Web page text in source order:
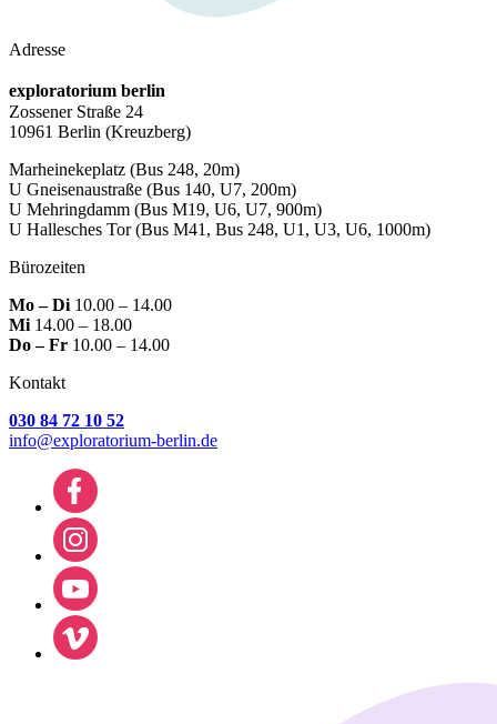
Adresse
exploratorium berlin
Zossener Straße 24
10961 Berlin (Kreuzberg)
Marheinekeplatz (Bus 248, 20m)
U Gneisenaustraße (Bus 140, U7, 200m)
U Mehringdamm (Bus M19, U6, U7, 900m)
U Hallesches Tor(Bus M41, Bus 248, U1, U3, U6, 1000m)
Bürozeiten
Mo – Di 10.00 – 14.00
Mi 14.00 – 18.00
Do – Fr 10.00 – 14.00
Kontakt
030 84 72 10 52
info@exploratorium-berlin.de